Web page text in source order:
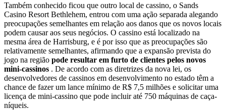
Também conhecido ficou que outro local de cassino, o Sands
Casino Resort Bethlehem, entrou com uma ação separada alegando
preocupações semelhantes em relação aos danos que os novos locais
podem causar aos seus negócios. O cassino está localizado na
mesma área de Harrisburg, e é por isso que as preocupações são
relativamente semelhantes, afirmando que a expansão prevista do
jogo na região pode resultar em furto de clientes pelos novos
mini-cassinos . De acordo com as diretrizes da nova lei, os
desenvolvedores de cassinos em desenvolvimento no estado têm a
chance de fazer um lance mínimo de R$ 7,5 milhões e solicitar uma
licença de mini-cassino que pode incluir até 750 máquinas de caça-
níqueis.